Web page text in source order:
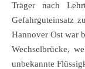
Träger nach
Gefahrguteinsatz
Hannover Ost war
Wechselbrücke,
unbekannte